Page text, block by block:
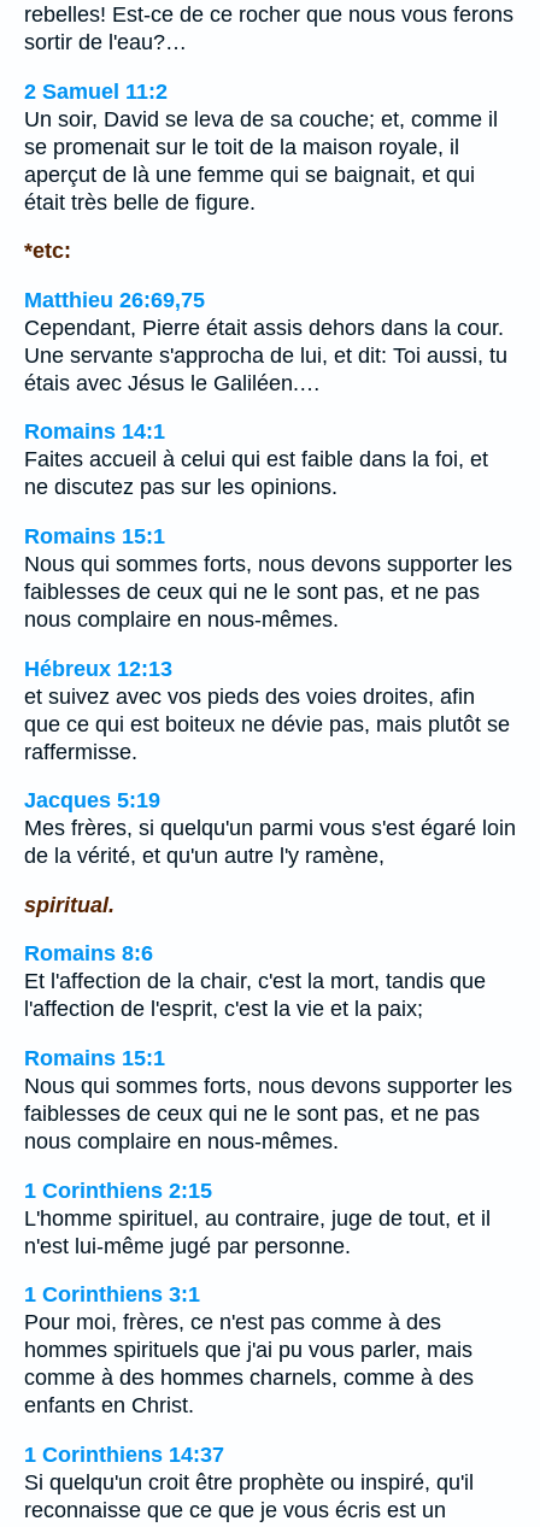
rebelles! Est-ce de ce rocher que nous vous ferons
sortir de l'eau?…
2 Samuel 11:2
Un soir, David se leva de sa couche; et, comme il
se promenait sur le toit de la maison royale, il
aperçut de là une femme qui se baignait, et qui
était très belle de figure.
*etc:
Matthieu 26:69,75
Cependant, Pierre était assis dehors dans la cour.
Une servante s'approcha de lui, et dit: Toi aussi, tu
étais avec Jésus le Galiléen.…
Romains 14:1
Faites accueil à celui qui est faible dans la foi, et
ne discutez pas sur les opinions.
Romains 15:1
Nous qui sommes forts, nous devons supporter les
faiblesses de ceux qui ne le sont pas, et ne pas
nous complaire en nous-mêmes.
Hébreux 12:13
et suivez avec vos pieds des voies droites, afin
que ce qui est boiteux ne dévie pas, mais plutôt se
raffermisse.
Jacques 5:19
Mes frères, si quelqu'un parmi vous s'est égaré loin
de la vérité, et qu'un autre l'y ramène,
spiritual.
Romains 8:6
Et l'affection de la chair, c'est la mort, tandis que
l'affection de l'esprit, c'est la vie et la paix;
Romains 15:1
Nous qui sommes forts, nous devons supporter les
faiblesses de ceux qui ne le sont pas, et ne pas
nous complaire en nous-mêmes.
1 Corinthiens 2:15
L'homme spirituel, au contraire, juge de tout, et il
n'est lui-même jugé par personne.
1 Corinthiens 3:1
Pour moi, frères, ce n'est pas comme à des
hommes spirituels que j'ai pu vous parler, mais
comme à des hommes charnels, comme à des
enfants en Christ.
1 Corinthiens 14:37
Si quelqu'un croit être prophète ou inspiré, qu'il
reconnaisse que ce que je vous écris est un